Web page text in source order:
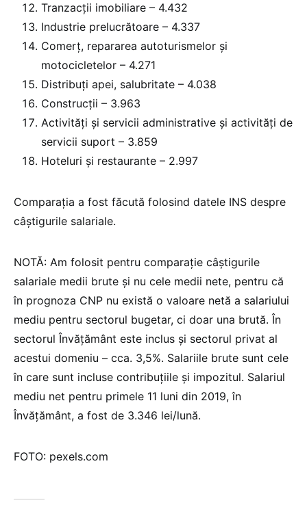
Tranzacții imobiliare – 4.432
Industrie prelucrătoare – 4.337
Comerț, repararea autoturismelor și
motocicletelor – 4.271
Distribuți apei, salubritate – 4.038
Construcții – 3.963
Activități și servicii administrative și activități de
servicii suport – 3.859
Hoteluri și restaurante – 2.997
Comparația a fost făcută folosind datele INS despre
câștigurile salariale.
NOTĂ: Am folosit pentru comparație câștigurile
salariale medii brute și nu cele medii nete, pentru că
în prognoza CNP nu există o valoare netă a salariului
mediu pentru sectorul bugetar, ci doar una brută. În
sectorul Învățământ este inclus și sectorul privat al
acestui domeniu – cca. 3,5%. Salariile brute sunt cele
în care sunt incluse contribuțiile și impozitul. Salariul
mediu net pentru primele 11 luni din 2019, în
Învățământ, a fost de 3.346 lei/lună.
FOTO: pexels.com